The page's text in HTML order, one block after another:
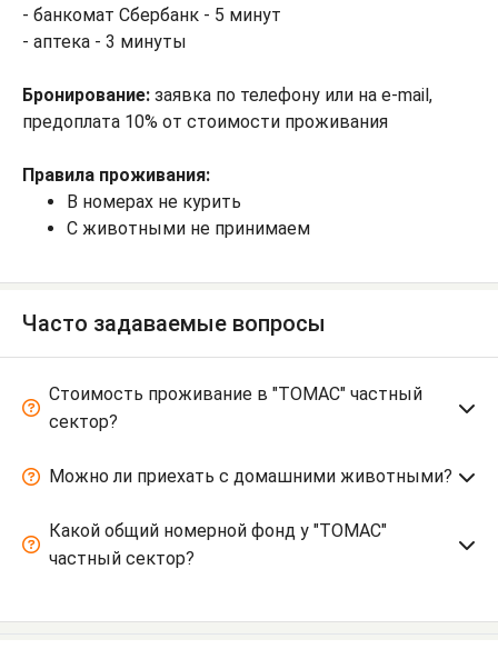
- банкомат Сбербанк - 5 минут
- аптека - 3 минуты
Бронирование: заявка по телефону или на e-mail,
предоплата 10% от стоимости проживания
Правила проживания:
В номерах не курить
С животными не принимаем
Часто задаваемые вопросы
Стоимость проживание в "ТОМАС" частный
сектор?
Можно ли приехать с домашними животными?
Какой общий номерной фонд у "ТОМАС"
частный сектор?